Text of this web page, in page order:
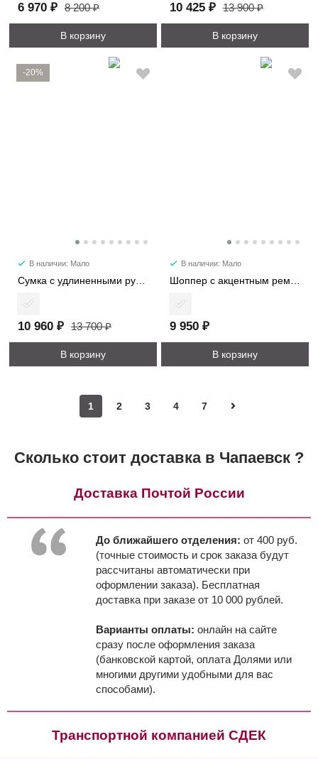
6 970 ₽ 8 200 ₽
В корзину
10 425 ₽ 13 900 ₽
В корзину
-20%
В наличии: Мало
10 960 ₽ 13 700 ₽
В корзину
В наличии: Мало
9 950 ₽
В корзину
1 2 3 4 7
Сколько стоит доставка в Чапаевск ?
Доставка Почтой России
До ближайшего отделения: от 400 руб.
(точные стоимость и срок заказа будут
рассчитаны автоматически при
оформлении заказа). Бесплатная
доставка при заказе от 10 000 рублей.
Варианты оплаты: онлайн на сайте
сразу после оформления заказа
(банковской картой, оплата Долями или
многими другими удобными для вас
способами).
Транспортной компанией СДЕК